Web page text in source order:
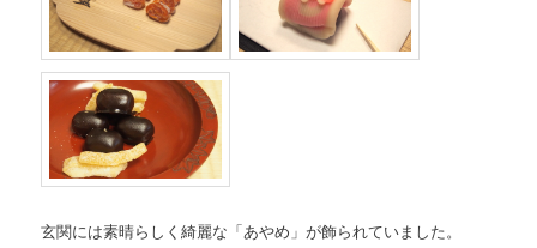
玄関には素晴らしく綺麗な「あやめ」が飾られていました。